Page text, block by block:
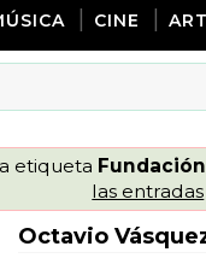
CINE
etiqueta
las entradas
Octavio